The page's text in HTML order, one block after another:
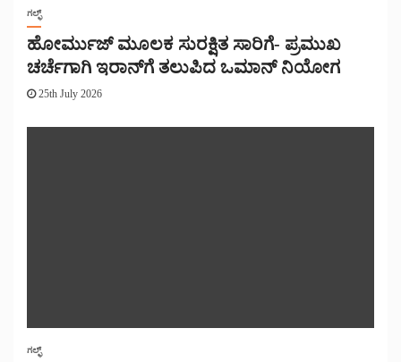
ಗಲ್ಫ್
ಹೋರ್ಮುಜ್ ಮೂಲಕ ಸುರಕ್ಷಿತ ಸಾರಿಗೆ- ಪ್ರಮುಖ
ಚರ್ಚೆಗಾಗಿ ಇರಾನ್‌ಗೆ ತಲುಪಿದ ಒಮಾನ್ ನಿಯೋಗ
25th July 2026
ಗಲ್ಫ್